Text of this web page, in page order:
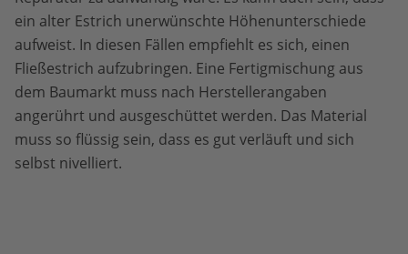
ein alter Estrich unerwünschte Höhenunterschiede
aufweist. In diesen Fällen empfiehlt es sich, einen
Fließestrich aufzubringen. Eine Fertigmischung aus
dem Baumarkt muss nach Herstellerangaben
angerührt und ausgeschüttet werden. Das Material
muss so flüssig sein, dass es gut verläuft und sich
selbst nivelliert.